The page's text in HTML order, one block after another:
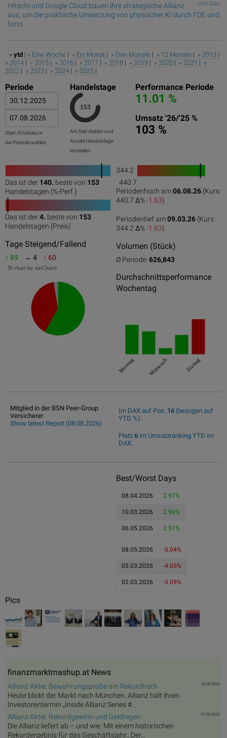
10.06.2026
Hitachi und Google Cloud bauen ihre strategische Allianz
aus, um die praktische Umsetzung von physischer KI durch FDE und
forts...
» ytd | » Eine Woche | » Ein Monat | » Drei Monate | » 12 Monate | » 2013 |
» 2014 | » 2015 | » 2016 | » 2017 | » 2018 | » 2019 | » 2020 | » 2021 | »
2022 | » 2023 | » 2024 | » 2025 |
Periode
Start-/Enddatum
der Periode wählen
Handelstage
Am Rad drehen und
Anzahl Handelstage
einstellen
Performance Periode
11.01 %
Umsatz '26/'25 %
103 %
0 50
Das ist der 140. beste von 153
Handelstagen (%-Perf.)
0 50
Das ist der4. beste von 153
Handelstagen (Preis)
Tage Steigend/Fallend
↑ 89 → 4 ↓ 60
JS chart by amCharts
344.2
1
0 100
440.7
Periodenhoch am06.08.26 (Kurs:
440.7 Δ%-1.63)
Periodentief am09.03.26 (Kurs:
344.2 Δ%-1.63)
Volumen (Stück)
Ø Periode: 626,843
Durchschnittsperformance
Wochentag
Montag Mittwoch Freitag
Mitglied in der BSN Peer-Group
Versicherer
Show latest Report (08.08.2026)
Im DAX auf Pos. 16 (bezogen auf
YTD %).
Platz 6 im Umsatzranking YTD im
DAX.
Best/Worst Days
08.04.2026 2.97%
10.03.2026 2.96%
06.05.2026 2.51%
08.05.2026 -5.04%
03.03.2026 -4.05%
02.03.2026 -3.09%
Pics
finanzmarktmashup.at News
26.06.2026
Allianz Aktie: Bewährungsprobe am Rekordhoch
Heute blickt der Markt nach München. Allianz hält ihren
Investorentermin „Inside Allianz Series #...
01.03.2026
Allianz Aktie: Rekordgewinn und Geldregen
Die Allianz liefert ab – und wie. Mit einem historischen
Rekordergebnis für das Geschäftsjahr…Der...